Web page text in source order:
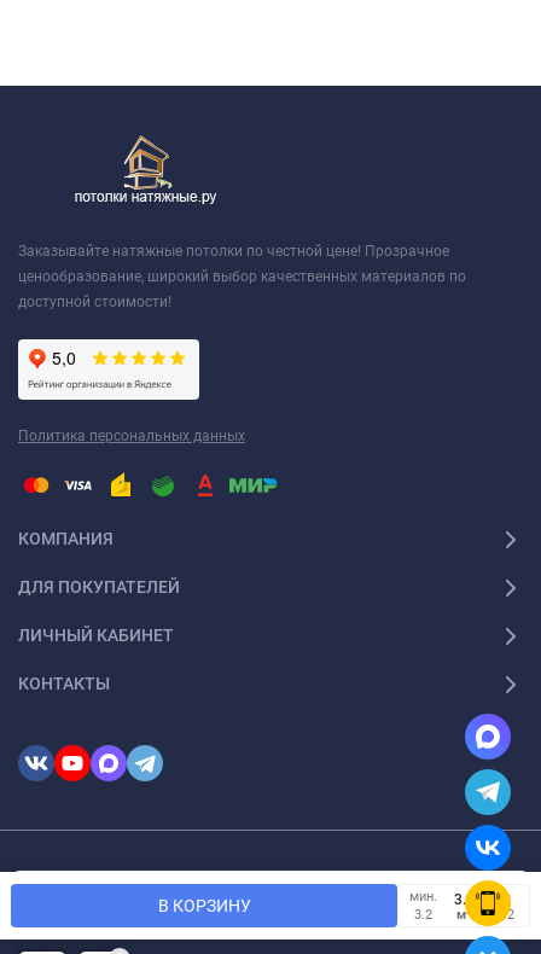
В КОРЗИНУ
мин.
3.2
м² 0.2
Заказывайте натяжные потолки по честной цене! Прозрачное
ценообразование, широкий выбор качественных материалов по
доступной стоимости!
Политика персональных данных
КОМПАНИЯ
ДЛЯ ПОКУПАТЕЛЕЙ
ЛИЧНЫЙ КАБИНЕТ
КОНТАКТЫ
© 2026 InSale. Все права защищены
Мы используем файлы cookie, чтобы сайт был лучше для
OK